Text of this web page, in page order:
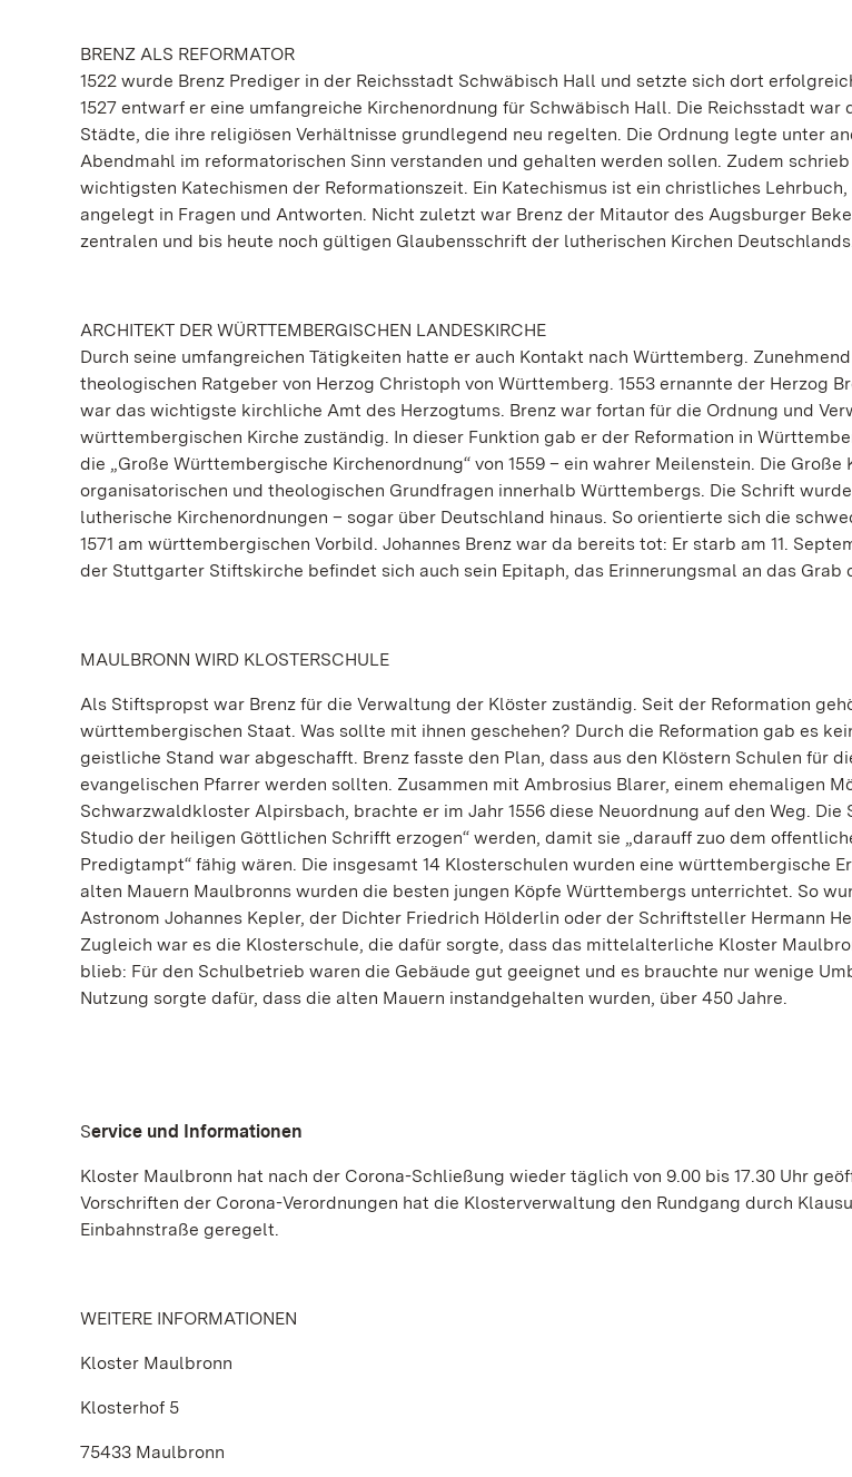
BRENZ ALS REFORMATOR
1522 wurde Brenz Prediger in der Reichsstadt Schwäbisch Hall und setzte sich dort
1527 entwarf er eine umfangreiche Kirchenordnung für Schwäbisch Hall. Die Reichsstadt war
Städte, die ihre religiösen Verhältnisse grundlegend neu regelten. Die Ordnung legte unter
Abendmahl im reformatorischen Sinn verstanden und gehalten werden sollen. Zudem
wichtigsten Katechismen der Reformationszeit. Ein Katechismus ist ein christliches
angelegt in Fragen und Antworten. Nicht zuletzt war Brenz der Mitautor des Augsburger
zentralen und bis heute noch gültigen Glaubensschrift der lutherischen Kirchen
ARCHITEKT DER WÜRTTEMBERGISCHEN LANDESKIRCHE
Durch seine umfangreichen Tätigkeiten hatte er auch Kontakt nach Württemberg.
theologischen Ratgeber von Herzog Christoph von Württemberg. 1553 ernannte der Herzog
war das wichtigste kirchliche Amt des Herzogtums. Brenz war fortan für die Ordnung und
württembergischen Kirche zuständig. In dieser Funktion gab er der Reformation in
die „Große Württembergische Kirchenordnung“ von 1559 – ein wahrer Meilenstein. Die
organisatorischen und theologischen Grundfragen innerhalb Württembergs. Die Schrift
lutherische Kirchenordnungen – sogar über Deutschland hinaus. So orientierte sich die
1571 am württembergischen Vorbild. Johannes Brenz war da bereits tot: Er starb am 11.
der Stuttgarter Stiftskirche befindet sich auch sein Epitaph, das Erinnerungsmal an das Grab
MAULBRONN WIRD KLOSTERSCHULE
Als Stiftspropst war Brenz für die Verwaltung der Klöster zuständig. Seit der Reformation
württembergischen Staat. Was sollte mit ihnen geschehen? Durch die Reformation gab es
geistliche Stand war abgeschafft. Brenz fasste den Plan, dass aus den Klöstern Schulen für
evangelischen Pfarrer werden sollten. Zusammen mit Ambrosius Blarer, einem ehemaligen
Schwarzwaldkloster Alpirsbach, brachte er im Jahr 1556 diese Neuordnung auf den Weg. Die
Studio der heiligen Göttlichen Schrifft erzogen“ werden, damit sie „darauff zuo dem
Predigtampt“ fähig wären. Die insgesamt 14 Klosterschulen wurden eine württembergische
alten Mauern Maulbronns wurden die besten jungen Köpfe Württembergs unterrichtet. So
Astronom Johannes Kepler, der Dichter Friedrich Hölderlin oder der Schriftsteller Hermann
Zugleich war es die Klosterschule, die dafür sorgte, dass das mittelalterliche Kloster
blieb: Für den Schulbetrieb waren die Gebäude gut geeignet und es brauchte nur wenige
Nutzung sorgte dafür, dass die alten Mauern instandgehalten wurden, über 450 Jahre.
Service und Informationen
Kloster Maulbronn hat nach der Corona-Schließung wieder täglich von 9.00 bis 17.30 Uhr
Vorschriften der Corona-Verordnungen hat die Klosterverwaltung den Rundgang durch
Einbahnstraße geregelt.
WEITERE INFORMATIONEN
Kloster Maulbronn
Klosterhof 5
75433 Maulbronn